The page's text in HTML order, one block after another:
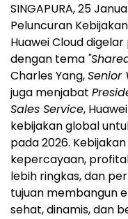
SINGAPURA, 25
Peluncuran
Huawei Cloud
dengan tema
Charles Yang,Senior
juga menjabat
Sales Service,
kebijakan global
pada 2026.
kepercayaan,
lebih ringkas, dan
tujuan membangun
sehat, dinamis, dan